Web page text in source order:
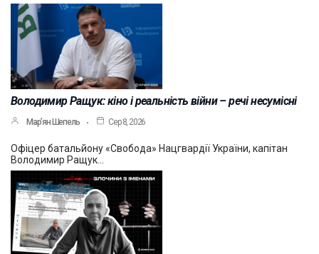
Володимир Ращук: кіно і реальність війни – речі несумісні
Мар’ян Шепель Сер 8, 2026
Офіцер батальйону «Свобода» Нацгвардії України, капітан
Володимир Ращук…